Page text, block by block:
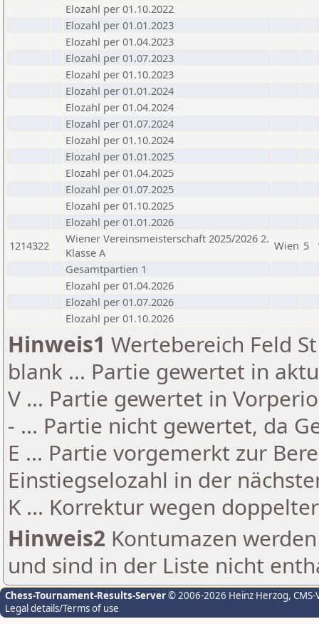
Elozahl per 01.10.2022
Elozahl per 01.01.2023
Elozahl per 01.04.2023
Elozahl per 01.07.2023
Elozahl per 01.10.2023
Elozahl per 01.01.2024
Elozahl per 01.04.2024
Elozahl per 01.07.2024
Elozahl per 01.10.2024
Elozahl per 01.01.2025
Elozahl per 01.04.2025
Elozahl per 01.07.2025
Elozahl per 01.10.2025
Elozahl per 01.01.2026
1214322
Wiener Vereinsmeisterschaft 2025/2026 2.
Klasse A
Wien 5
Gesamtpartien 1
Elozahl per 01.04.2026
Elozahl per 01.07.2026
Elozahl per 01.10.2026
Hinweis1 Wertebereich Feld
blank ... Partie gewertet in
V ... Partie gewertet in
- ... Partie nicht gewertet, da
E ... Partie vorgemerkt zur
Einstiegselozahl in der
K ... Korrektur wegen
Hinweis2 Kontumazen
und sind in der Liste nicht
Chess-Tournament-Results-Server© 2006-2026 Heinz Herzog,
Legal details/Terms of use